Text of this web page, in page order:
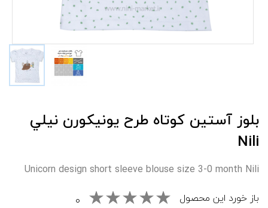
بلوز آستين کوتاه طرح يونيکورن نيلي
Nili
Unicorn design short sleeve blouse size 3-0 month Nili
باز خورد این محصول ۰